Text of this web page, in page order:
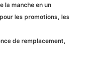
la manche en un
les promotions, les
de remplacement,